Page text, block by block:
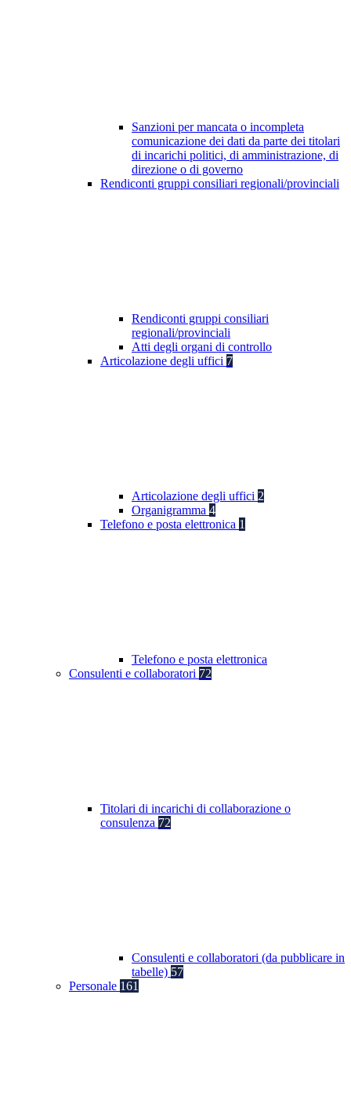
Sanzioni per mancata o incompleta
comunicazione dei dati da parte dei titolari
di incarichi politici, di amministrazione, di
direzione o di governo
Rendiconti gruppi consiliari regionali/provinciali
Rendiconti gruppi consiliari
regionali/provinciali
Atti degli organi di controllo
Articolazione degli uffici 7
Articolazione degli uffici 2
Organigramma 4
Telefono e posta elettronica 1
Telefono e posta elettronica
Consulenti e collaboratori 72
Titolari di incarichi di collaborazione o
consulenza 72
Consulenti e collaboratori (da pubblicare in
tabelle) 57
Personale 161